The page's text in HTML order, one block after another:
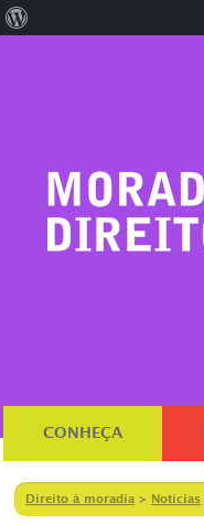
CONHEÇA
Direito à moradia > Notícias